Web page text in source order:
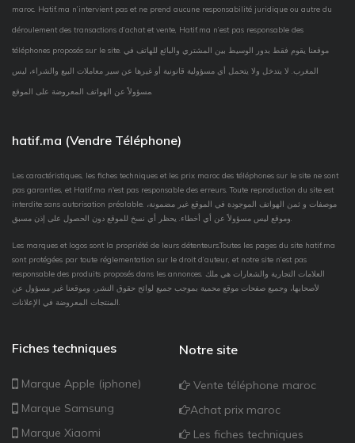
maroc. Hatif.ma n’intervient pas et ne prend aucune responsabilité juridique ou autre du
déroulement des transactions d’achat et vente, Hatif.ma n’est pas responsable des
téléphones proposés sur le site. موقعنا يقوم فقط بدور الوسيط بين المشتري والبائع للهاتف في
المغرب. لا يتدخل ولا يتحمل أي مسؤولية قانونية أو غيرها عن سير معاملات البيع والشراء، ليس
hatif.ma (Vendre Téléphone)
Les caractéristiques, les fiches techniques et les prix maroc des téléphones sur le site ne sont
pas garanties, et Hatif.ma n'est pas responsable des erreurs. Toute reproduction du site est
interdite sans autorisation préalable. موصفات و ثمن الهواتف الموجودة في الموقع غير مضمونة،
Les marques et logos sont la propriété de leurs détenteurs.Toutes les pages du site hatif.ma
sont protégées par toute réglementation sur le droit d’auteur, et notre site n’est pas
responsable des produits proposés dans les annonces. العلامات التجارية والشعارات هي ملك
لأصحابها، وجميع صفحات موقع محمية بموجب جميع لوائح حقوق النشر، وموقعنا غير مسؤول عن
Fiches techniques
Marque Apple (iphone)
Marque Samsung
Marque Xiaomi
Notre site
Vente téléphone maroc
Achat prix maroc
Les fiches techniques